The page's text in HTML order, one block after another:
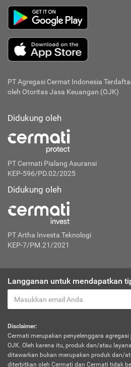
PT Agregasi Cermat Indonesia
oleh Otoritas Jasa Keuangan (OJK)
Didukung oleh
PT Cermati Pialang Asuransi
KEP-596/PD.02/2025
Didukung oleh
PT Artha Investa Teknologi
KEP-7/PM.21/2021
Langganan untuk mendapatkan
Disclaimer:
Cermati merupakan penyelenggara
OJK. Oleh karena itu, produk dan/atau
ditawarkan bukan merupakan produk dan/
diterbitkan oleh Cermati dan Cermati tidak